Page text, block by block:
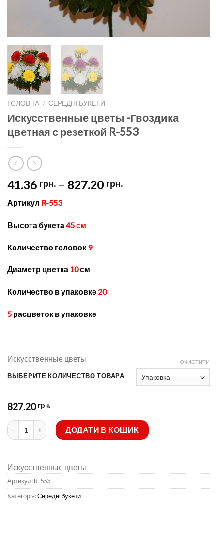
ГОЛОВНА / СЕРЕДНІ БУКЕТИ
Искусственные цветы -Гвоздика
цветная с резеткой R-553
41.36 грн. – 827.20 грн.Price
Артикул R-553
Высота букета 45 см
Количество головок 9
Диаметр цветка 10см
Количество в упаковке 20
5 расцветок в упаковке
Искусственные цветы
ВЫБЕРИТЕ КОЛИЧЕСТВО ТОВАРА
ОЧИСТИТИ
827.20 грн.
Искусственные цветы -Гвоздика цветная с резеткой R-553
ДОДАТИ В КОШИК
Искусственные цветы
Артикул:R-553
Категорія:Середні букети